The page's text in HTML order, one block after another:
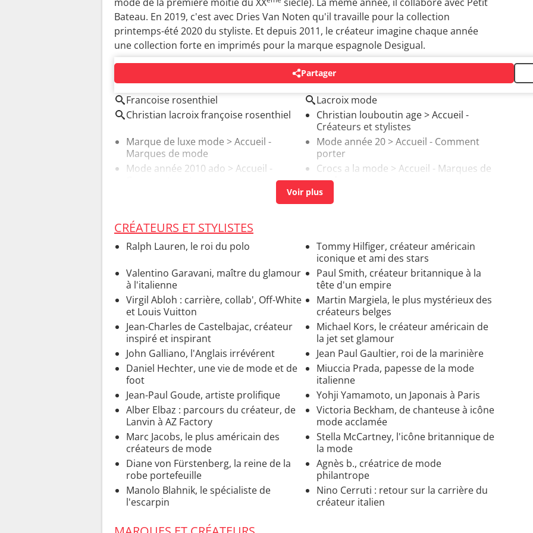
Bateau. En 2019, c'est avec Dries Van Noten qu'il travaille pour la collection
printemps-été 2020 du styliste. Et depuis 2011, le créateur imagine chaque année
une collection forte en imprimés pour la marque espagnole Desigual.
Partager
AUTOUR DU MÊME SUJET
Francoise rosenthiel
Lacroix mode
Christian lacroix françoise rosenthiel
Christian louboutin age> Accueil -
Créateurs et stylistes
Marque de luxe mode > Accueil -
Marques de mode
Mode année 20> Accueil - Comment
porter
Mode année 2010 ado > Accueil -
Crocs a la mode > Accueil - Marques de
mode
CRÉATEURS ET STYLISTES
Ralph Lauren, le roi du polo
Tommy Hilfiger, créateur américain
iconique et ami des stars
Valentino Garavani, maître du glamour
à l'italienne
Paul Smith, créateur britannique à la
tête d'un empire
Virgil Abloh : carrière, collab', Off-White
et Louis Vuitton
Martin Margiela, le plus mystérieux des
créateurs belges
Jean-Charles de Castelbajac, créateur
inspiré et inspirant
Michael Kors, le créateur américain de
la jet set glamour
John Galliano, l'Anglais irrévérent
Jean Paul Gaultier, roi de la marinière
Daniel Hechter, une vie de mode et de
foot
Miuccia Prada, papesse de la mode
italienne
Jean-Paul Goude, artiste prolifique
Yohji Yamamoto, un Japonais à Paris
Alber Elbaz : parcours du créateur, de
Lanvin à AZ Factory
Victoria Beckham, de chanteuse à icône
mode acclamée
Marc Jacobs, le plus américain des
créateurs de mode
Stella McCartney, l'icône britannique de
la mode
Diane von Fürstenberg, la reine de la
robe portefeuille
Agnès b., créatrice de mode
philantrope
Manolo Blahnik, le spécialiste de
l'escarpin
Nino Cerruti : retour sur la carrière du
créateur italien